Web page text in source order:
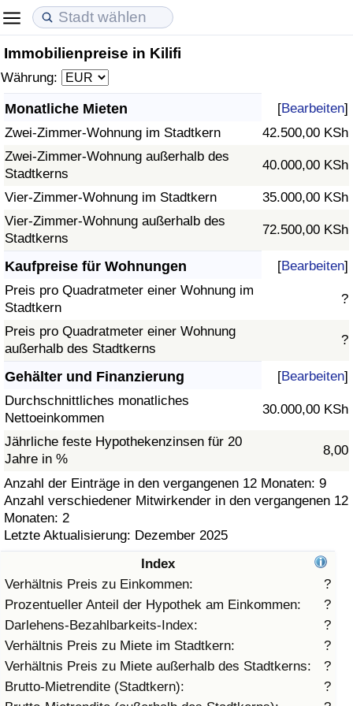
Immobilienpreise in Kilifi
Währung:
Monatliche Mieten [Bearbeiten]
Zwei-Zimmer-Wohnung im Stadtkern
42.500,00 KSh
Zwei-Zimmer-Wohnung außerhalb des
Stadtkerns
40.000,00 KSh
Vier-Zimmer-Wohnung im Stadtkern
35.000,00 KSh
Vier-Zimmer-Wohnung außerhalb des
Stadtkerns
72.500,00 KSh
Kaufpreise für Wohnungen [Bearbeiten]
Preis pro Quadratmeter einer Wohnung im
Stadtkern
?
Preis pro Quadratmeter einer Wohnung
außerhalb des Stadtkerns
?
Gehälter und Finanzierung [Bearbeiten]
Durchschnittliches monatliches
Nettoeinkommen
30.000,00 KSh
Jährliche feste Hypothekenzinsen für 20
Jahre in %
8,00
Anzahl der Einträge in den vergangenen 12 Monaten: 9
Anzahl verschiedener Mitwirkender in den vergangenen 12
Monaten: 2
Letzte Aktualisierung: Dezember 2025
Index
Verhältnis Preis zu Einkommen:
?
Prozentueller Anteil der Hypothek am Einkommen:
?
Darlehens-Bezahlbarkeits-Index:
?
Verhältnis Preis zu Miete im Stadtkern:
?
Verhältnis Preis zu Miete außerhalb des Stadtkerns:
?
Brutto-Mietrendite (Stadtkern):
?
Lebenshaltungskosten
Lebenshaltungskosten-Index (aktuell)
Lebenshaltungskosten-Index
Lebenshaltungskosten-Index nach Land
in Akaba
Immobilienpreise
Immobilienpreis-Index (aktuell)
Immobilienpreis-Index
Immobilienpreis-Index nach Land
Lebensqualität
Lebensqualität-Index
Lebensqualität-Index (aktuell)
Lebensqualitätsindex nach Land
Kriminalität
Kriminalitäts-Index (aktuell)
Kriminalitäts-Index
Kriminalitätsindex nach Land
Gesundheitsversorgung
Gesundheitsversorgungs-Index (aktuell)
Gesundheitsversorgungs-Index
Gesundheitsversorgungs-Index nach Land
Umweltverschmutzung
Umweltverschmutzungs-Index (aktuell)
Verschmutzungsindex
Umweltverschmutzungs-Index nach Land
Verkehr